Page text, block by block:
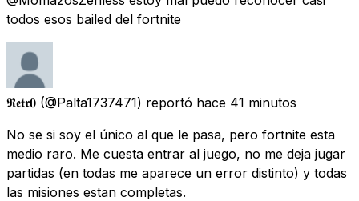
todos esos bailed del fortnite
𝕽𝖊𝖙𝖗𝟎 (@Palta1737471) reportó hace 41 minutos
No se si soy el único al que le pasa, pero fortnite esta
medio raro. Me cuesta entrar al juego, no me deja jugar
partidas (en todas me aparece un error distinto) y todas
las misiones estan completas.